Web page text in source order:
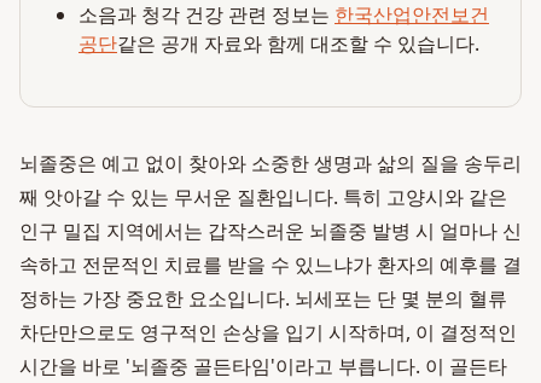
소음과 청각 건강 관련 정보는 한국산업안전보건
공단같은 공개 자료와 함께 대조할 수 있습니다.
뇌졸중은 예고 없이 찾아와 소중한 생명과 삶의 질을 송두리
째 앗아갈 수 있는 무서운 질환입니다. 특히 고양시와 같은
인구 밀집 지역에서는 갑작스러운 뇌졸중 발병 시 얼마나 신
속하고 전문적인 치료를 받을 수 있느냐가 환자의 예후를 결
정하는 가장 중요한 요소입니다. 뇌세포는 단 몇 분의 혈류
차단만으로도 영구적인 손상을 입기 시작하며, 이 결정적인
시간을 바로 '뇌졸중 골든타임'이라고 부릅니다. 이 골든타